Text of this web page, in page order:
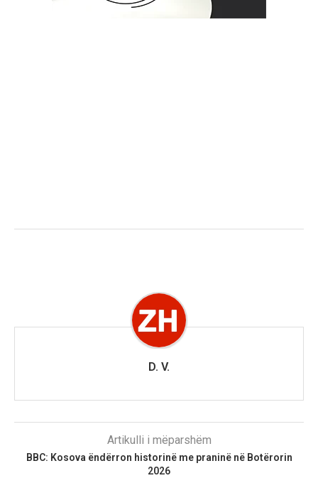
D. V.
Artikulli i mëparshëm
BBC: Kosova ëndërron historinë me praninë në Botërorin
2026